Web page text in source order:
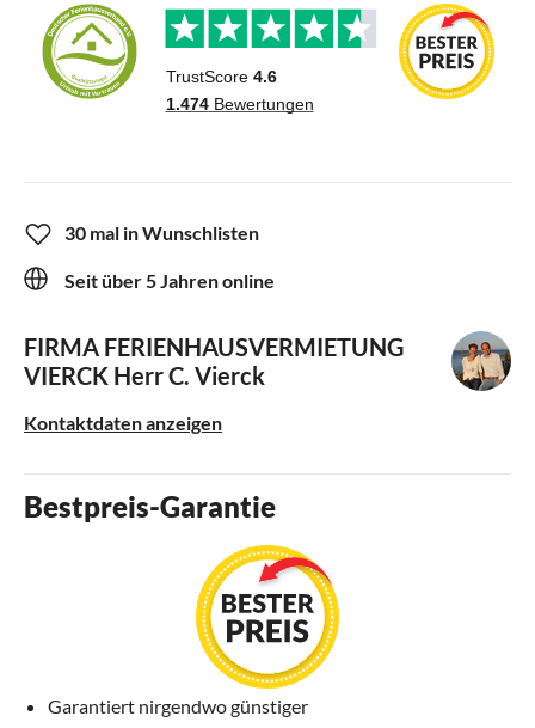
30 mal in Wunschlisten
Seit über 5 Jahren online
FIRMA FERIENHAUSVERMIETUNG
VIERCK Herr C. Vierck
Kontaktdaten anzeigen
Bestpreis-Garantie
Garantiert nirgendwo günstiger